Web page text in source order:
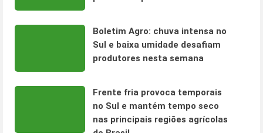
Boletim Agro: chuva intensa no
Sul e baixa umidade desafiam
produtores nesta semana
Frente fria provoca temporais
no Sul e mantém tempo seco
nas principais regiões agrícolas